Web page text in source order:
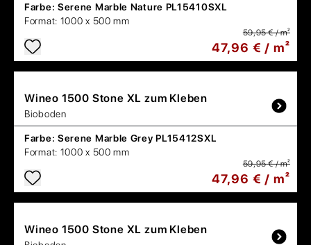
Farbe: Serene Marble Nature PL15410SXL
Format: 1000 x 500 mm
59,95 € / m²
47,96 € / m²
Wineo 1500 Stone XL zum Kleben
Bioboden
Farbe: Serene Marble Grey PL15412SXL
Format: 1000 x 500 mm
59,95 € / m²
47,96 € / m²
Wineo 1500 Stone XL zum Kleben